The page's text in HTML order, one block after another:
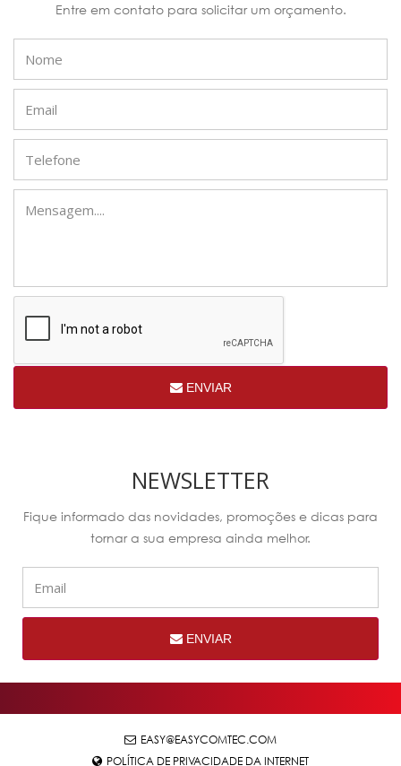
Entre em contato para solicitar um orçamento.
ENVIAR
NEWSLETTER
Fique informado das novidades, promoções e dicas para
tornar a sua empresa ainda melhor.
ENVIAR
EASY@EASYCOMTEC.COM
POLÍTICA DE PRIVACIDADE DA INTERNET